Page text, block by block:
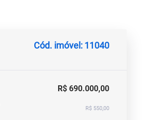
Cód. imóvel: 11040
R$ 690.000,00
R$ 550,00